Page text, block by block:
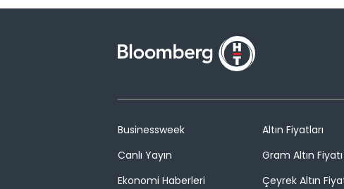
Businessweek
Canlı Yayın
Ekonomi Haberleri
Altın Fiyatları
Gram Altın Fiyatı
Çeyrek Altın